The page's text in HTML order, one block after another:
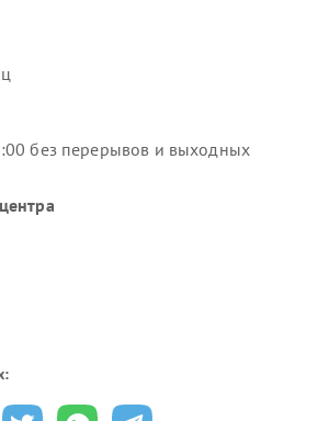
без перерывов и выходных